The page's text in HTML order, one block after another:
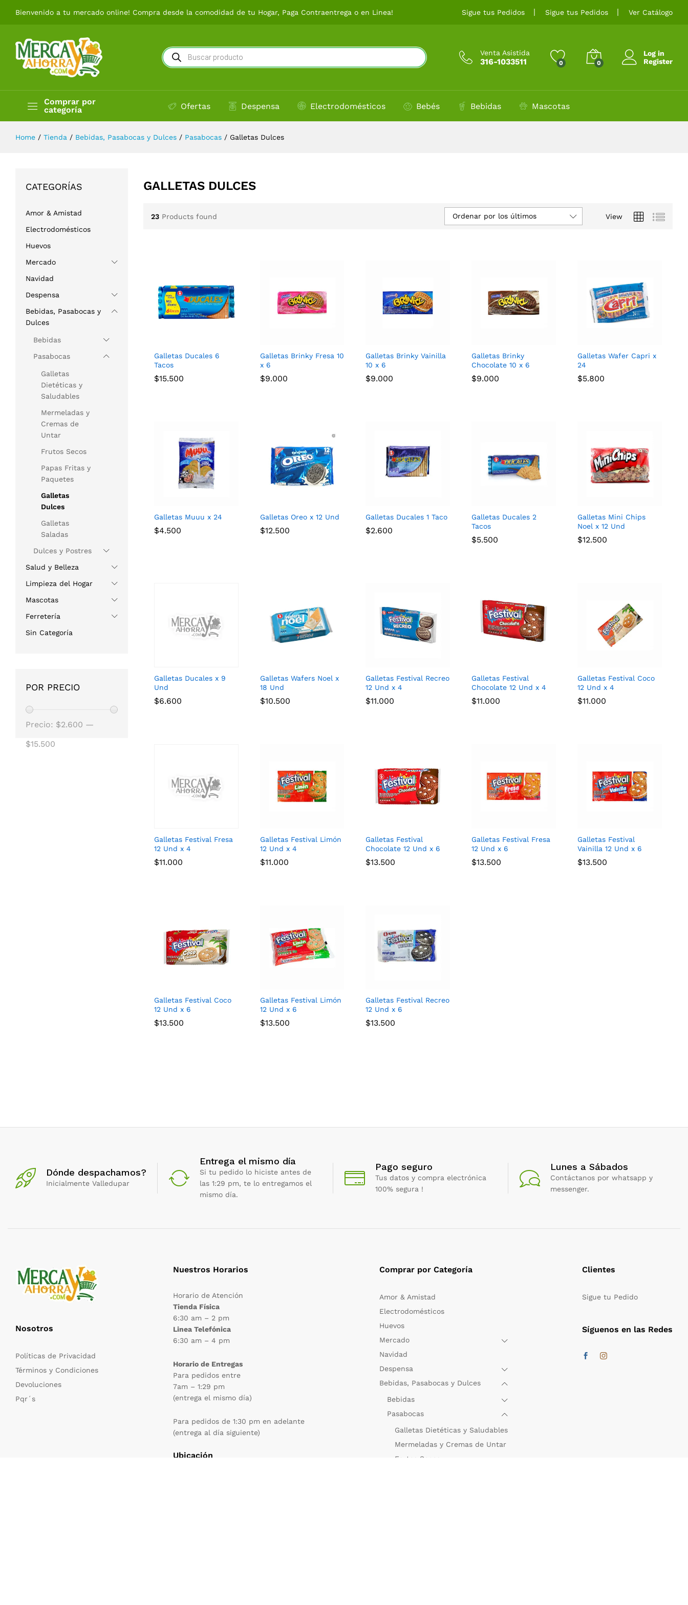
Bienvenido a tu mercado online! Compra desde la comodidad de tu Hogar, Paga Contraentrega o en Linea! Sigue tus Pedidos Sigue tus Pedidos Ver Catálogo
Búsqueda
de
productos
Venta Asistida
316-1033511 0 0
Log in
Register
Comprar por
categoría
Dulces
Ofertas Despensa Electrodomésticos Bebés Bebidas Mascotas
Home / Tienda / Bebidas, Pasabocas y Dulces / Pasabocas / Galletas Dulces
GALLETAS DULCES
23 Products found View
Ordenar por los últimos
Galletas Ducales 6
Tacos
$15.500
$15.500
Galletas Brinky Fresa 10
x 6
$9.000
$9.000
Galletas Brinky Vainilla
10 x 6
$9.000
$9.000
Galletas Brinky
Chocolate 10 x 6
$9.000
$9.000
Galletas Wafer Capri x
24
$5.800
$5.800
Galletas Muuu x 24
$4.500
$4.500
Galletas Oreo x 12 Und
$12.500
$12.500
Galletas Ducales 1 Taco
$2.600
$2.600
Galletas Ducales 2
Tacos
$5.500
$5.500
Galletas Mini Chips
Noel x 12 Und
$12.500
$12.500
Galletas Ducales x 9
Und
$6.600
$6.600
Galletas Wafers Noel x
18 Und
$10.500
$10.500
Galletas Festival Recreo
12 Und x 4
$11.000
$11.000
Galletas Festival
Chocolate 12 Und x 4
$11.000
$11.000
Galletas Festival Coco
12 Und x 4
$11.000
$11.000
Galletas Festival Fresa
12 Und x 4
$11.000
$11.000
Galletas Festival Limón
12 Und x 4
$11.000
$11.000
Galletas Festival
Chocolate 12 Und x 6
$13.500
$13.500
Galletas Festival Fresa
12 Und x 6
$13.500
$13.500
Galletas Festival
Vainilla 12 Und x 6
$13.500
$13.500
Galletas Festival Coco
12 Und x 6
$13.500
$13.500
Galletas Festival Limón
12 Und x 6
$13.500
$13.500
Galletas Festival Recreo
12 Und x 6
$13.500
$13.500
CATEGORÍAS
Amor & Amistad
Electrodomésticos
Huevos
Mercado
Navidad
Despensa
Bebidas, Pasabocas y
Dulces
Bebidas
Pasabocas
Galletas
Dietéticas y
Saludables
Mermeladas y
Cremas de
Untar
Frutos Secos
Papas Fritas y
Paquetes
Galletas
Dulces
Galletas
Saladas
Dulces y Postres
Salud y Belleza
Limpieza del Hogar
Mascotas
Ferretería
Sin Categoría
POR PRECIO
Precio: $2.600 —
$15.500
Dónde despachamos?
Inicialmente Valledupar
Entrega el mismo día
Si tu pedido lo hiciste antes de
las 1:29 pm, te lo entregamos el
mismo día.
Pago seguro
Tus datos y compra electrónica
100% segura !
Lunes a Sábados
Contáctanos por whatsapp y
messenger.
Nosotros
Políticas de Privacidad
Términos y Condiciones
Devoluciones
Pqr´s
Nuestros Horarios
Horario de Atención
Tienda Física
6:30 am – 2 pm
Linea Telefónica
6:30 am – 4 pm
Horario de Entregas
Para pedidos entre
7am – 1:29 pm
(entrega el mismo día)
Para pedidos de 1:30 pm en adelante
(entrega al día siguiente)
Ubicación
Comprar por Categoría
Amor & Amistad
Electrodomésticos
Huevos
Mercado
Navidad
Despensa
Bebidas, Pasabocas y Dulces
Bebidas
Pasabocas
Galletas Dietéticas y Saludables
Mermeladas y Cremas de Untar
Frutos Secos
Clientes
Sigue tu Pedido
Síguenos en las Redes